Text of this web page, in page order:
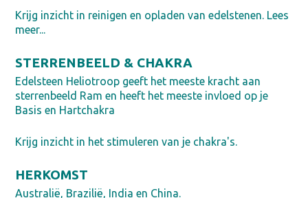
Krijg inzicht in reinigen en opladen van edelstenen. Lees
meer...
STERRENBEELD & CHAKRA
Edelsteen Heliotroop geeft het meeste kracht aan
sterrenbeeld Ram en heeft het meeste invloed op je
Basis en Hartchakra
Krijg inzicht in het stimuleren van je chakra's.
HERKOMST
Australië, Brazilië, India en China.